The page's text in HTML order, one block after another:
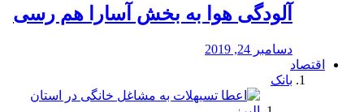
آلودگی هوا به بخش آسارا هم رسی
دسامبر 24, 2019
اقتصاد
بانک